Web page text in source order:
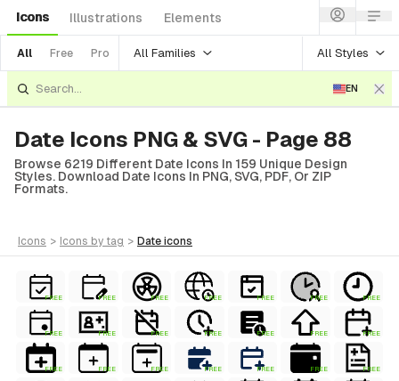
Icons Illustrations Elements
All Free Pro All Families All Styles
EN
Date Icons PNG & SVG - Page 88
Browse 6219 Different Date Icons In 159 Unique Design
Styles. Download Date Icons In PNG, SVG, PDF, Or ZIP
Formats.
icons > icons by tag > date icons
FREE FREE FREE FREE FREE FREE FREE
FREE FREE FREE FREE FREE FREE FREE
FREE FREE FREE FREE FREE FREE FREE